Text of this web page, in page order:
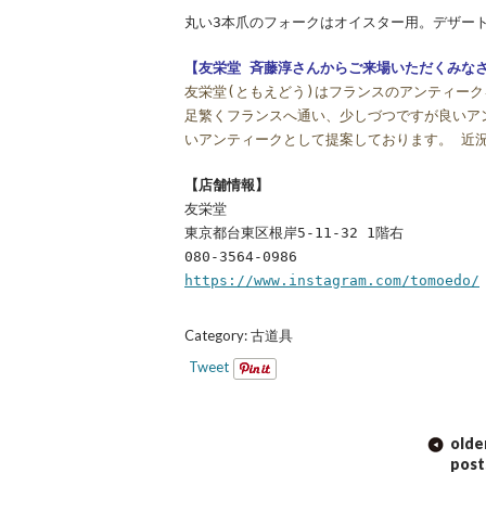
丸い3本爪のフォークはオイスター用。デザー
【友栄堂 斉藤淳さんからご来場いただくみな
友栄堂(ともえどう)はフランスのアンティー
足繁くフランスへ通い、少しづつですが良い
いアンティークとして提案しております。 近
【店舗情報】
友栄堂
東京都台東区根岸5-11-32 1階右
080-3564-0986
https://www.instagram.com/tomoedo/
Category:古道具
Tweet